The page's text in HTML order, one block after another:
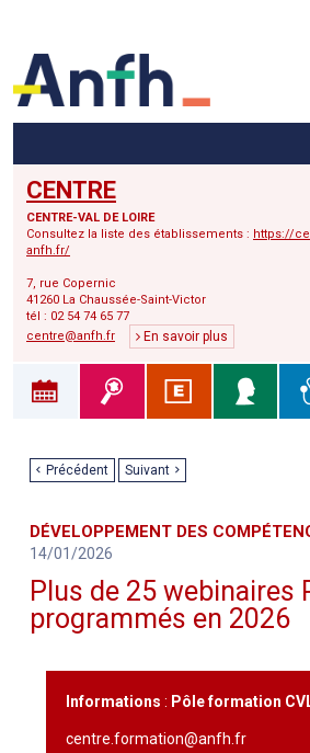
CENTRE
CENTRE-VAL DE LOIRE
Consultez la liste des établissements : https://
anfh.fr/
7, rue Copernic
41260 La Chaussée-Saint-Victor
tél : 02 54 74 65 77
centre@anfh.fr
En savoir plus
Précédent Suivant
DÉVELOPPEMENT DES
14/01/2026
Plus de 25 webinaires
programmés en 2026
Informations : Pôle formation
centre.formation@anfh.fr